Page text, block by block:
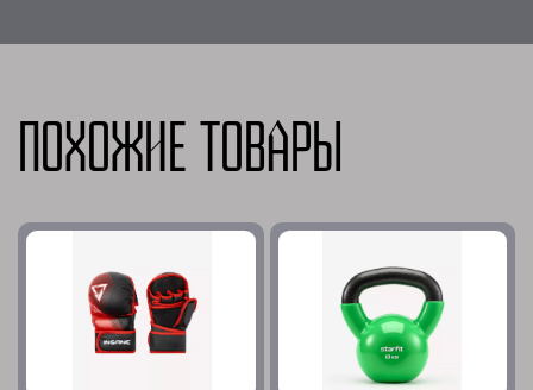
Похожие товары